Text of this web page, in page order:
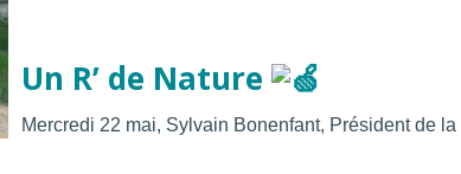
Un R’ de Nature
Mercredi 22 mai, Sylvain Bonenfant, Président de